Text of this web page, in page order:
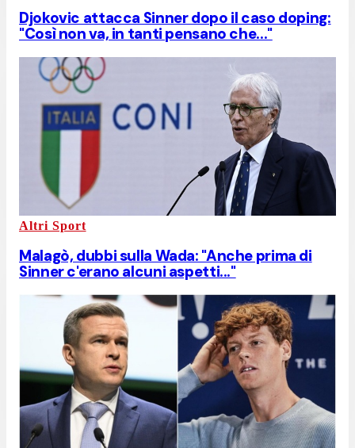
Djokovic attacca Sinner dopo il caso doping:
"Così non va, in tanti pensano che..."
Altri Sport
Malagò, dubbi sulla Wada: "Anche prima di
Sinner c'erano alcuni aspetti..."